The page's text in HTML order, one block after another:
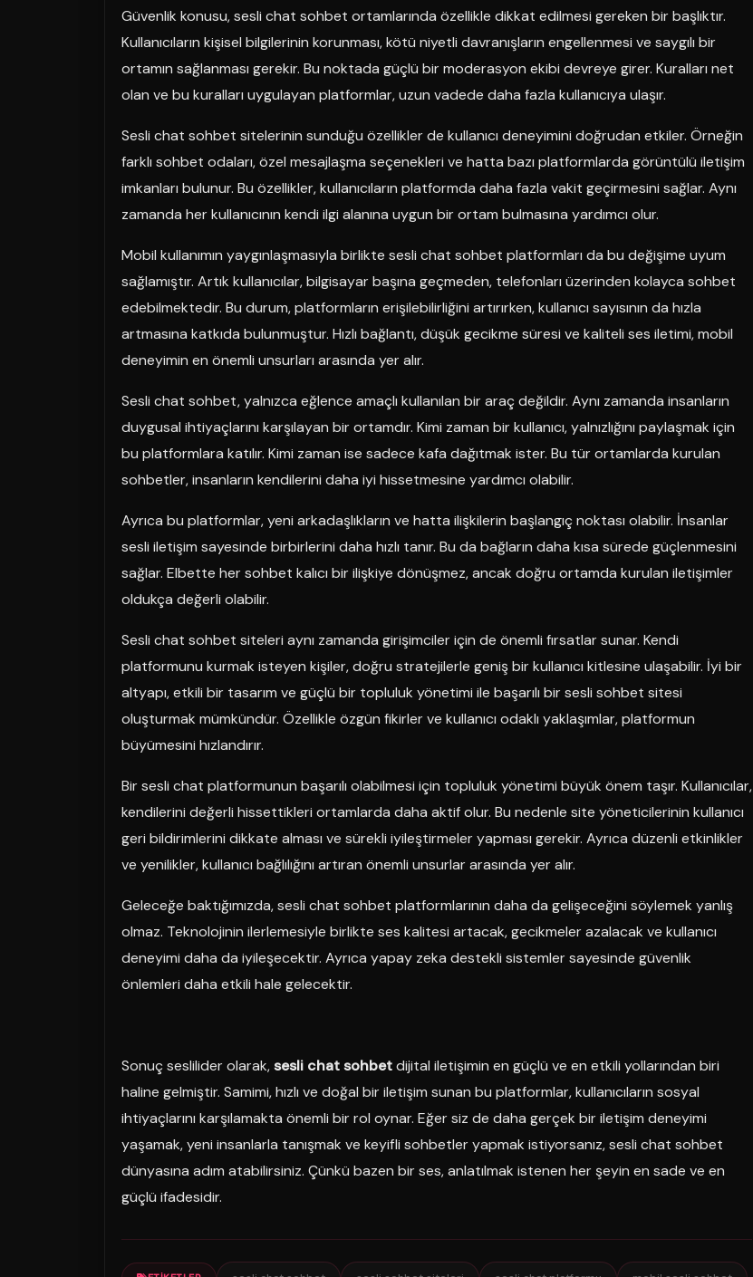
Güvenlik konusu, sesli chat sohbet ortamlarında özellikle dikkat edilmesi gereken bir başlıktır.
Kullanıcıların kişisel bilgilerinin korunması, kötü niyetli davranışların engellenmesi ve saygılı bir
ortamın sağlanması gerekir. Bu noktada güçlü bir moderasyon ekibi devreye girer. Kuralları net
olan ve bu kuralları uygulayan platformlar, uzun vadede daha fazla kullanıcıya ulaşır.
Sesli chat sohbet sitelerinin sunduğu özellikler de kullanıcı deneyimini doğrudan etkiler. Örneğin
farklı sohbet odaları, özel mesajlaşma seçenekleri ve hatta bazı platformlarda görüntülü iletişim
imkanları bulunur. Bu özellikler, kullanıcıların platformda daha fazla vakit geçirmesini sağlar. Aynı
zamanda her kullanıcının kendi ilgi alanına uygun bir ortam bulmasına yardımcı olur.
Mobil kullanımın yaygınlaşmasıyla birlikte sesli chat sohbet platformları da bu değişime uyum
sağlamıştır. Artık kullanıcılar, bilgisayar başına geçmeden, telefonları üzerinden kolayca sohbet
edebilmektedir. Bu durum, platformların erişilebilirliğini artırırken, kullanıcı sayısının da hızla
artmasına katkıda bulunmuştur. Hızlı bağlantı, düşük gecikme süresi ve kaliteli ses iletimi, mobil
deneyimin en önemli unsurları arasında yer alır.
Sesli chat sohbet, yalnızca eğlence amaçlı kullanılan bir araç değildir. Aynı zamanda insanların
duygusal ihtiyaçlarını karşılayan bir ortamdır. Kimi zaman bir kullanıcı, yalnızlığını paylaşmak için
bu platformlara katılır. Kimi zaman ise sadece kafa dağıtmak ister. Bu tür ortamlarda kurulan
sohbetler, insanların kendilerini daha iyi hissetmesine yardımcı olabilir.
Ayrıca bu platformlar, yeni arkadaşlıkların ve hatta ilişkilerin başlangıç noktası olabilir. İnsanlar
sesli iletişim sayesinde birbirlerini daha hızlı tanır. Bu da bağların daha kısa sürede güçlenmesini
sağlar. Elbette her sohbet kalıcı bir ilişkiye dönüşmez, ancak doğru ortamda kurulan iletişimler
oldukça değerli olabilir.
Sesli chat sohbet siteleri aynı zamanda girişimciler için de önemli fırsatlar sunar. Kendi
platformunu kurmak isteyen kişiler, doğru stratejilerle geniş bir kullanıcı kitlesine ulaşabilir. İyi bir
altyapı, etkili bir tasarım ve güçlü bir topluluk yönetimi ile başarılı bir sesli sohbet sitesi
oluşturmak mümkündür. Özellikle özgün fikirler ve kullanıcı odaklı yaklaşımlar, platformun
büyümesini hızlandırır.
Bir sesli chat platformunun başarılı olabilmesi için topluluk yönetimi büyük önem taşır. Kullanıcılar,
kendilerini değerli hissettikleri ortamlarda daha aktif olur. Bu nedenle site yöneticilerinin kullanıcı
geri bildirimlerini dikkate alması ve sürekli iyileştirmeler yapması gerekir. Ayrıca düzenli etkinlikler
ve yenilikler, kullanıcı bağlılığını artıran önemli unsurlar arasında yer alır.
Geleceğe baktığımızda, sesli chat sohbet platformlarının daha da gelişeceğini söylemek yanlış
olmaz. Teknolojinin ilerlemesiyle birlikte ses kalitesi artacak, gecikmeler azalacak ve kullanıcı
deneyimi daha da iyileşecektir. Ayrıca yapay zeka destekli sistemler sayesinde güvenlik
önlemleri daha etkili hale gelecektir.
Sonuç seslilider olarak,sesli chat sohbetdijital iletişimin en güçlü ve en etkili yollarından biri
haline gelmiştir. Samimi, hızlı ve doğal bir iletişim sunan bu platformlar, kullanıcıların sosyal
ihtiyaçlarını karşılamakta önemli bir rol oynar. Eğer siz de daha gerçek bir iletişim deneyimi
yaşamak, yeni insanlarla tanışmak ve keyifli sohbetler yapmak istiyorsanız, sesli chat sohbet
dünyasına adım atabilirsiniz. Çünkü bazen bir ses, anlatılmak istenen her şeyin en sade ve en
güçlü ifadesidir.